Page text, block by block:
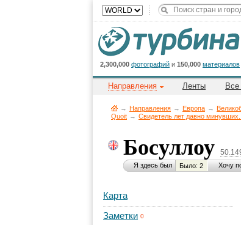
2,300,000 фотографий и 150,000 материалов
Направления Ленты
→ Направления → Европа →
Quoit → Свидетель лет давно
Босуллоу
Я здесь был Было: 2 Хочу
Карта
Заметки 0